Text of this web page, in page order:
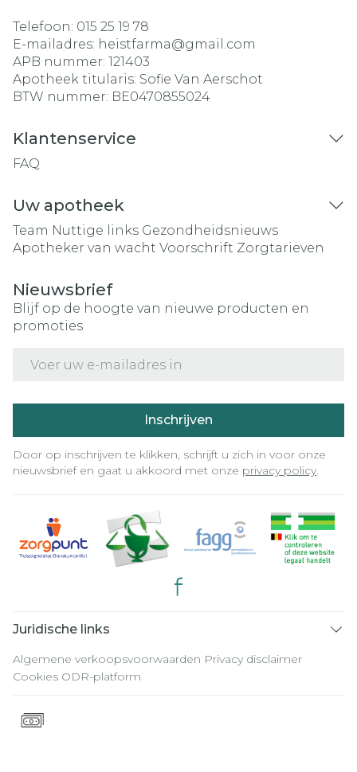
Telefoon: 015 25 19 78
E-mailadres: heistfarma@gmail.com
APB nummer: 121403
Apotheek titularis: Sofie Van Aerschot
BTW nummer: BE0470855024
Klantenservice
FAQ
Uw apotheek
Team Nuttige links Gezondheidsnieuws
Apotheker van wacht Voorschrift Zorgtarieven
Nieuwsbrief
Blijf op de hoogte van nieuwe producten en
promoties
Inschrijven
Door op inschrijven te klikken, schrijft u zich in voor onze
nieuwsbrief en gaat u akkoord met onze privacy policy.
Juridische links
Algemene verkoopsvoorwaarden Privacy disclaimer
Cookies ODR-platform